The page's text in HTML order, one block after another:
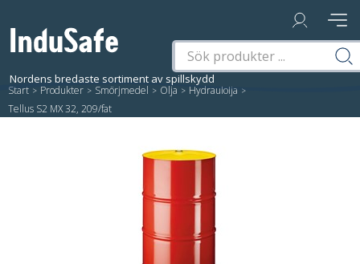
Start / Produkter / Smörjmedel / Olja / Hydraulolja /
Tellus S2 MX 32, 209/fat